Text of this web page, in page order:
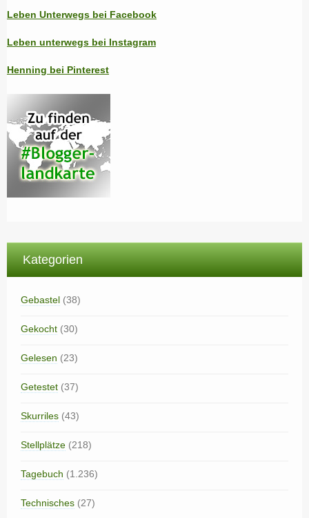
Leben Unterwegs bei Facebook
Leben unterwegs bei Instagram
Henning bei Pinterest
Kategorien
Gebastel (38)
Gekocht (30)
Gelesen (23)
Getestet (37)
Skurriles (43)
Stellplätze (218)
Tagebuch (1.236)
Technisches (27)